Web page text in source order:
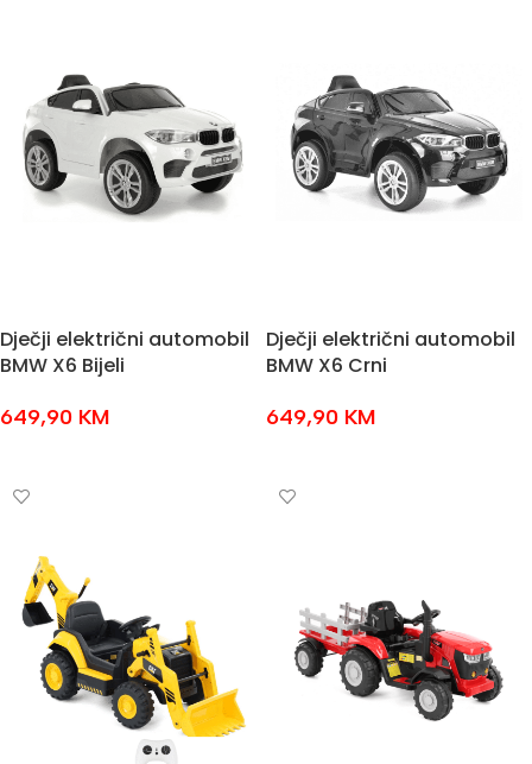
Dječji električni automobil
BMW X6 Bijeli
649,90 KM
Dječji električni automobil
BMW X6 Crni
649,90 KM